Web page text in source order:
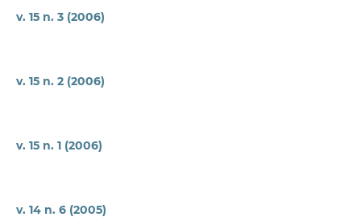
v. 15 n. 3 (2006)
v. 15 n. 2 (2006)
v. 15 n. 1 (2006)
v. 14 n. 6 (2005)